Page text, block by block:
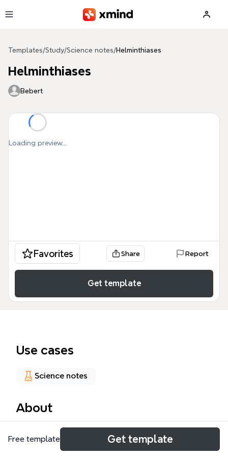
Templates/Study/Science notes/Helminthiases
Helminthiases
Bebert
Loading preview...
Favorites Share Report
Get template
Use cases
Science notes
About
Ce modèle Xmind sur les helminthiases offre une
vue d'ensemble structurée des infections
Free template Get template